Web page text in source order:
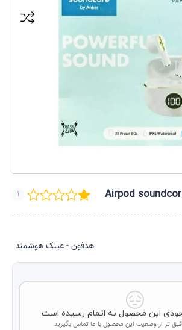
1
هدفون - عینک هوشمند
این محصول به اتمام رسیده است
تر از وضعیت این محصول با ما تماس بگیرید